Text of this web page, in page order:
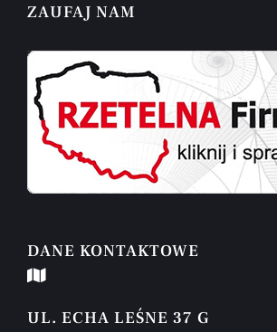
ZAUFAJ NAM
DANE KONTAKTOWE
UL. ECHA LEŚNE 37 G